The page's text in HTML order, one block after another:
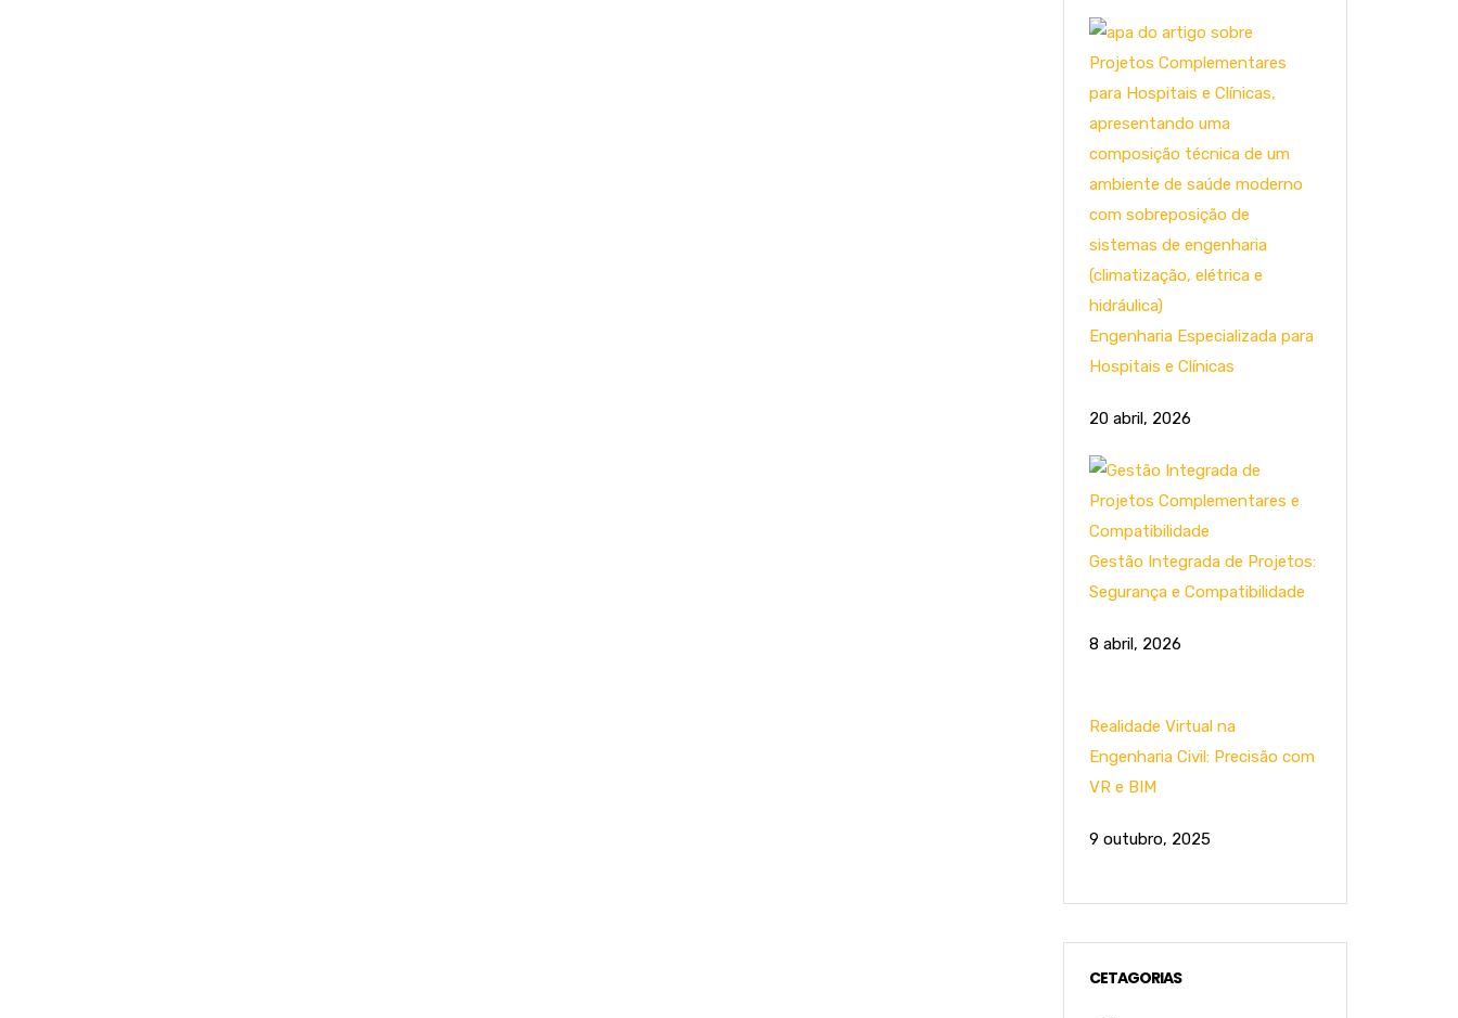
Engenharia Especializada para
Hospitais e Clínicas
20 abril, 2026
Gestão Integrada de Projetos:
Segurança e Compatibilidade
8 abril, 2026
Realidade Virtual na
Engenharia Civil: Precisão com
VR e BIM
9 outubro, 2025
CETAGORIAS